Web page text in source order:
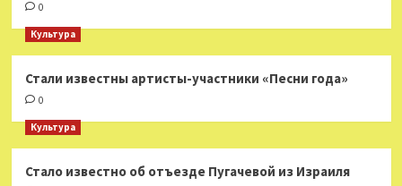
0
Культура
Стали известны артисты-участники «Песни года»
0
Культура
Стало известно об отъезде Пугачевой из Израиля